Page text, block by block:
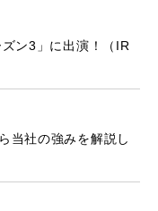
ン3」に出演！（IR
当社の強みを解説し